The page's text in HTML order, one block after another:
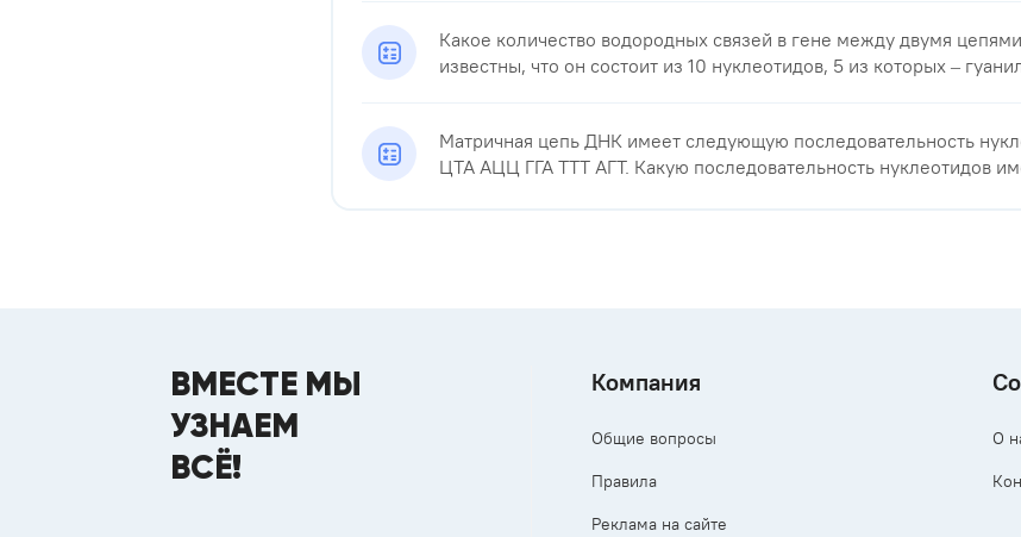
Какое количество водородных связей в гене между двумя
известны, что он состоит из 10 нуклеотидов, 5 из которых –
Матричная цепь ДНК имеет следующую последовательность
ЦТА АЦЦ ГГА ТТТ АГТ. Какую последовательность нуклеотидов
ВМЕСТЕ МЫ
УЗНАЕМ
ВСЁ!
Компания
Общие вопросы
Правила
Реклама на сайте
О